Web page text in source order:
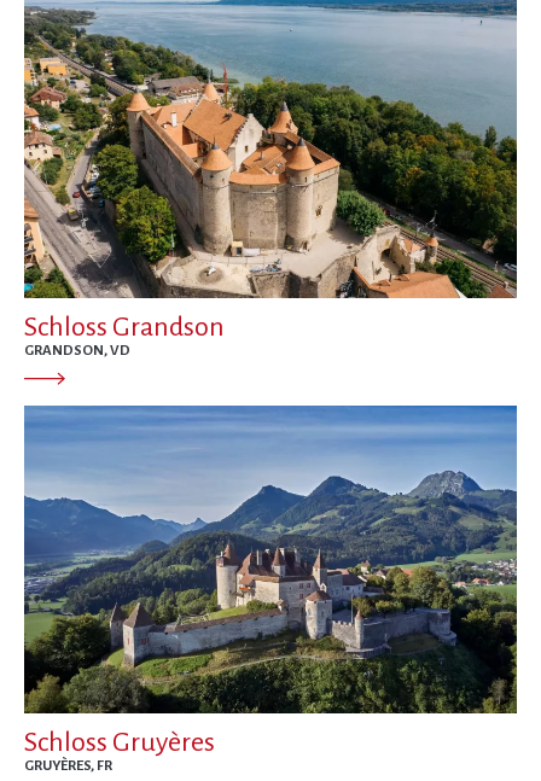
Schloss Grandson
GRANDSON, VD
Schloss Gruyères
GRUYÈRES, FR